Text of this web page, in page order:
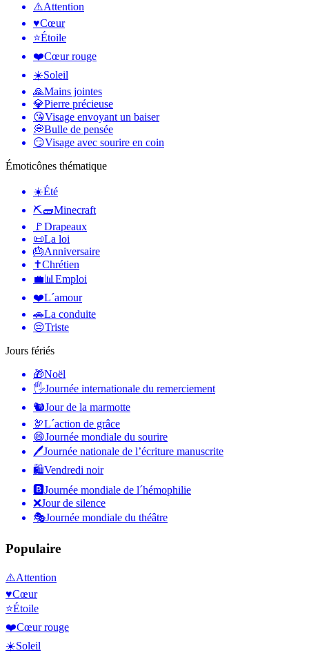
⚠️Attention
♥️Cœur
⭐Étoile
❤️Cœur rouge
☀️Soleil
🙏Mains jointes
💎Pierre précieuse
😘Visage envoyant un baiser
💭Bulle de pensée
😏Visage avec sourire en coin
Émoticônes thématique
☀️Été
⛏🧱Minecraft
🚩Drapeaux
📜La loi
🎂Anniversaire
✝️Chrétien
💼📊 Emploi
❤️L´amour
🚗La conduite
😔Triste
Jours fériés
🎁Noël
🖐Journée internationale du remerciement
🐿Jour de la marmotte
🦃L´action de grâce
😄Journée mondiale du sourire
🖊Journée nationale de l’écriture manuscrite
🛍Vendredi noir
🅱️Journée mondiale de l´hémophilie
❌Jour de silence
🎭Journée mondiale du théâtre
Populaire
⚠️Attention
♥️Cœur
⭐Étoile
❤️Cœur rouge
☀️Soleil